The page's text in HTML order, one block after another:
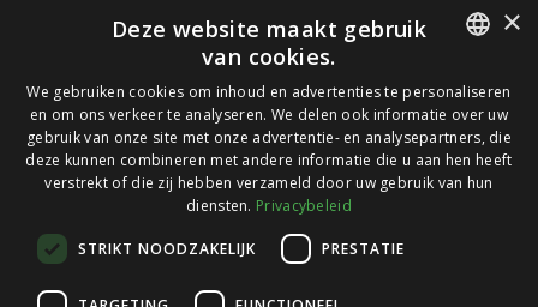
© 2026 Ledlichtdiscounter.nl
Wij scoren een
DUTCH
GERMAN
×
Deze website maakt gebruik
van cookies.
We gebruiken cookies om inhoud en advertenties te personaliseren
en om ons verkeer te analyseren. We delen ook informatie over uw
gebruik van onze site met onze advertentie- en analysepartners, die
deze kunnen combineren met andere informatie die u aan hen heeft
verstrekt of die zij hebben verzameld door uw gebruik van hun
diensten. Privacybeleid
STRIKT NOODZAKELIJK PRESTATIE